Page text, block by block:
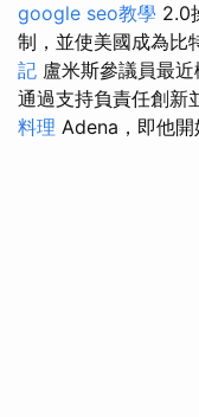
google seo教學 2.0
制，並使美國成為比
記 盧米斯參議員最
通過支持負責任創新
料理 Adena，即他開